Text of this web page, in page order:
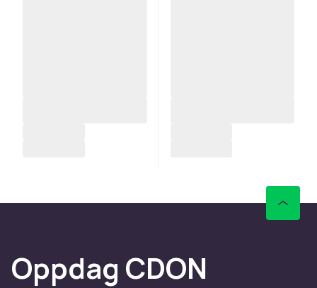
Oppdag CDON